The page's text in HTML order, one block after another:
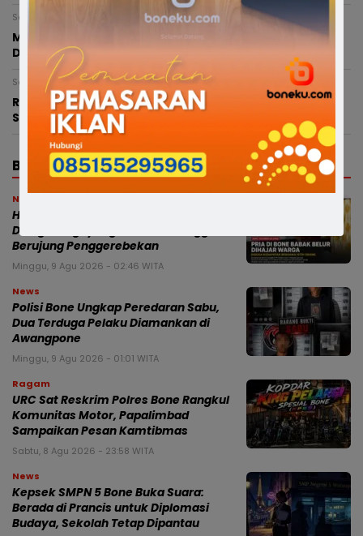
Sabtu, 8 Agustus 2026 - 15:19 WITA
Munafri dan Chaidir Apresiasi MYP Gubernur Sulsel,
Dinilai Percepat Konektivitas Antarwilayah
Sabtu, 8 Agustus 2026 - 02:45 WITA
RISWAN RUSANDY PERKUAT BARISAN PC SATRIA BONE,
SIAP JAGA BASIS DI 27 KECAMATAN
BERITA TERBARU
News
Heboh! Suami Kerja di Luar Kota, Istri
Diduga “Digoyang” Pria Lain hingga
Berujung Penggerebekan
Minggu, 9 Agu 2026 - 02:46 WITA
News
Polisi Bone Ungkap Peredaran Sabu,
Dua Terduga Pelaku Diamankan di
Awangpone
Minggu, 9 Agu 2026 - 01:01 WITA
Ragam
URC Sat Reskrim Polres Bone Rangkul
Komunitas Motor, Papalimbad
Sampaikan Pesan Kamtibmas
Sabtu, 8 Agu 2026 - 23:58 WITA
News
Kepsek SMPN 5 Bone Buka Suara:
Berada di Prancis untuk Diplomasi
Budaya, Sekolah Tetap Dipantau